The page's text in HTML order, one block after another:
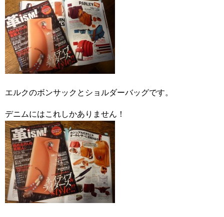
エルクのボンサックとショルダーバッグです。
デニムにはこれしかありません！